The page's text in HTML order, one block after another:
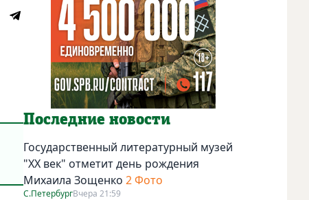
Последние новости
Государственный литературный музей
"ХХ век" отметит день рождения
Михаила Зощенко 2 Фото
С.ПетербургВчера 21:59